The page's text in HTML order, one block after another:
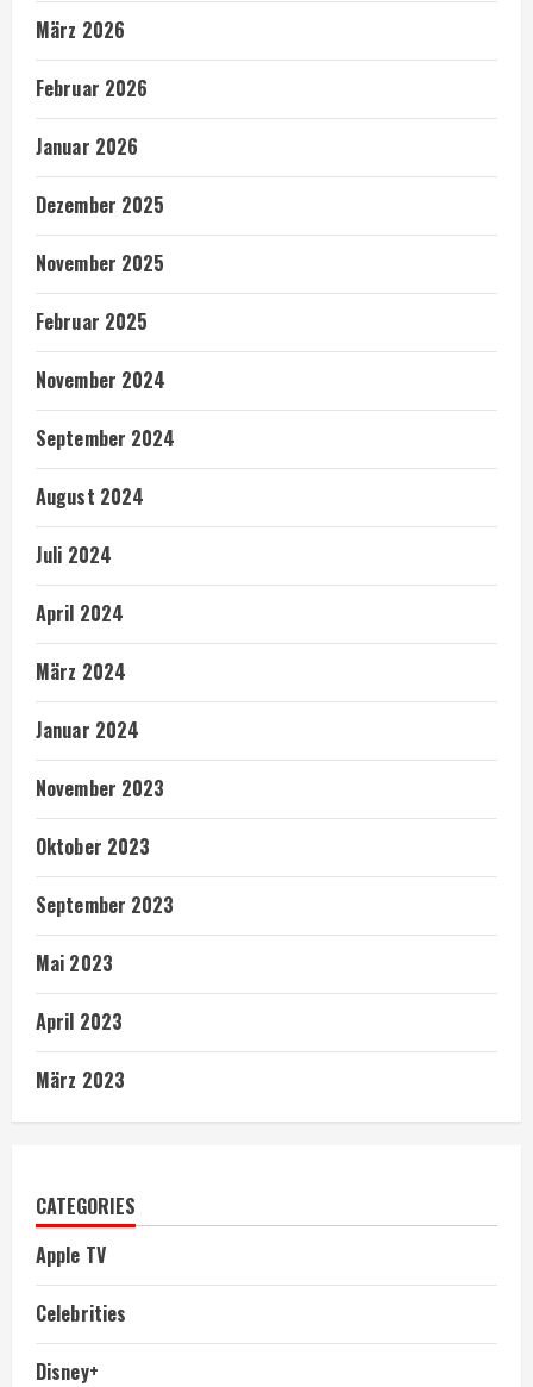
März 2026
Februar 2026
Januar 2026
Dezember 2025
November 2025
Februar 2025
November 2024
September 2024
August 2024
Juli 2024
April 2024
März 2024
Januar 2024
November 2023
Oktober 2023
September 2023
Mai 2023
April 2023
März 2023
CATEGORIES
Apple TV
Celebrities
Disney+